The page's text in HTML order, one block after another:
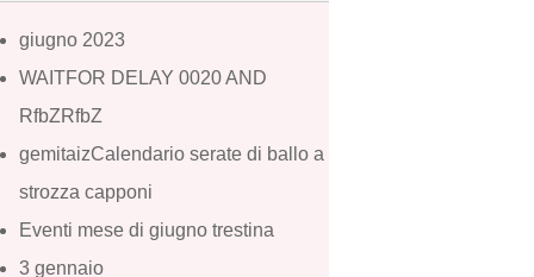
giugno 2023
WAITFOR DELAY 0020 AND
RfbZRfbZ
gemitaizCalendario serate di ballo a
strozza capponi
Eventi mese di giugno trestina
3 gennaio